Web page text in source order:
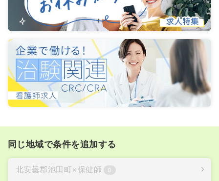
同じ地域で条件を追加する
北安曇郡池田町×保健師 0